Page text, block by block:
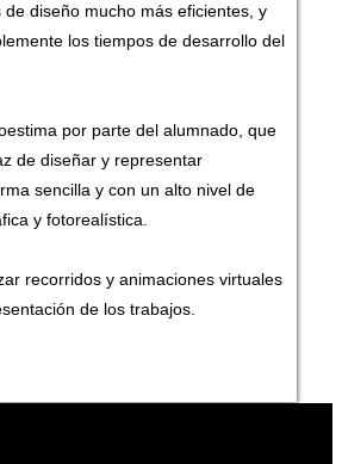
diseño mucho más eficientes, y
los tiempos de desarrollo del
por parte del alumnado, que
de diseñar y representar
sencilla y con un alto nivel de
y fotorealística.
recorridos y animaciones virtuales
de los trabajos.